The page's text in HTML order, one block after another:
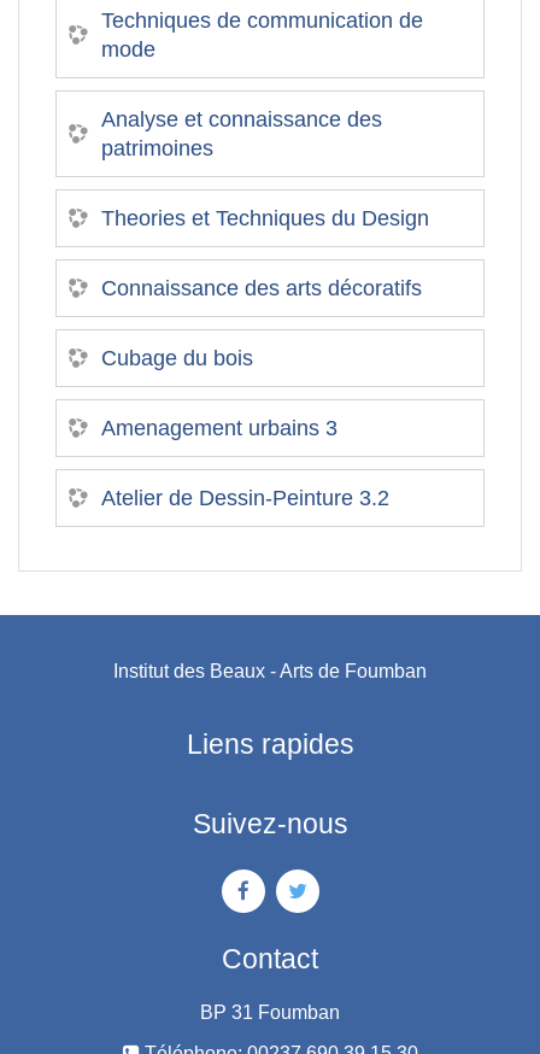
Techniques de communication de
mode
Analyse et connaissance des
patrimoines
Theories et Techniques du Design
Connaissance des arts décoratifs
Cubage du bois
Amenagement urbains 3
Atelier de Dessin-Peinture 3.2
Institut des Beaux - Arts de Foumban
Liens rapides
Suivez-nous
Contact
BP 31 Foumban